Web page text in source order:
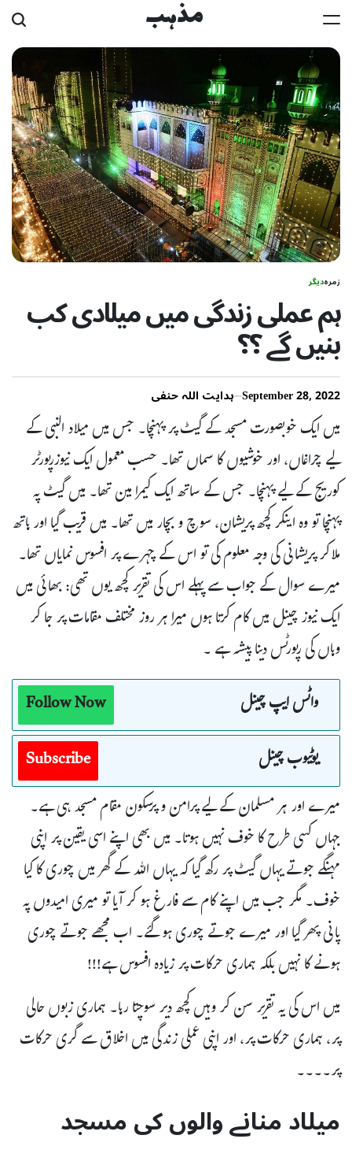
Skip
to
content
مذہب
زمرہدیگر
ہم عملی زندگی میں میلادی کب
بنیں گے ؟؟
September 28, 2022 ہدایت اللہ حنفی
میں ایک خوبصورت مسجد کے گیٹ پر پہنچا۔ جس میں میلاد النبی کے
لیے چراغاں، اور خوشیوں کا سماں تھا۔ حسب معمول ایک نیوزرپورٹر
کوریج کے لیے پہنچا۔ جس کے ساتھ ایک کیمرا مین تھا۔ میں گیٹ پہ
پہنچا تو وہ اینکر کچھ پریشان، سوچ و بچار میں تھا۔ میں قریب گیا اور ہاتھ
ملاکر پریشانی کی وجہ معلوم کی تو اس کے چہرے پر افسوس نمایاں تھا۔
میرے سوال کے جواب سے پہلے اس کی تقریر کچھ یوں تھی: بھائی میں
ایک نیوز چینل میں کام کرتا ہوں میرا ہر روز مختلف مقامات پر جا کر
وہاں کی رپورٹس دینا پیشہ ہے ۔
واٹس ایپ چینل
Follow Now
یوٹیوب چینل
Subscribe
میرے اور ہر مسلمان کے لیے پرامن و پرسکون مقام مسجد ہی ہے۔
جہاں کسی طرح کا خوف نہیں ہوتا۔ میں بھی اپنے اسی یقین پر اپنی
مہنگے جوتے یہاں گیٹ پر رکھ گیا کہ یہاں اللہ کے گھر میں چوری کا کیا
خوف۔ مگر جب میں اپنے کام سے فارغ ہو کر آیا تو میری امیدوں پہ
پانی پھر گیا اور میرے جوتے چوری ہو گئے۔ اب مجھے جوتے چوری
ہونے کا نہیں بلکہ ہماری حرکات پر زیادہ افسوس ہے!!!
میں اس کی یہ تقریر سن کر وہیں کچھ دیر سوچتا رہا۔ ہماری زبوں حالی
پر، ہماری حرکات پر، اور اپنی عملی زندگی میں اخلاق سے گری حرکات
پر۔۔۔۔
میلاد منانے والوں کی مسجد